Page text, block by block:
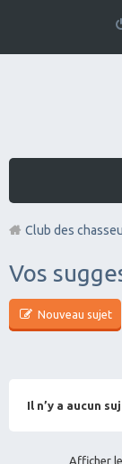
Club des
Vos
Nouveau sujet
Il n’y a aucun
Afficher